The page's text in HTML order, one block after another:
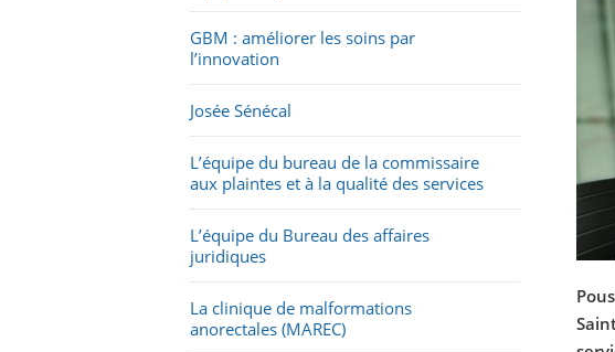
GBM : améliorer les soins par
l’innovation
Josée Sénécal
L’équipe du bureau de la commissaire
aux plaintes et à la qualité des services
L’équipe du Bureau des affaires
juridiques
La clinique de malformations
anorectales (MAREC)